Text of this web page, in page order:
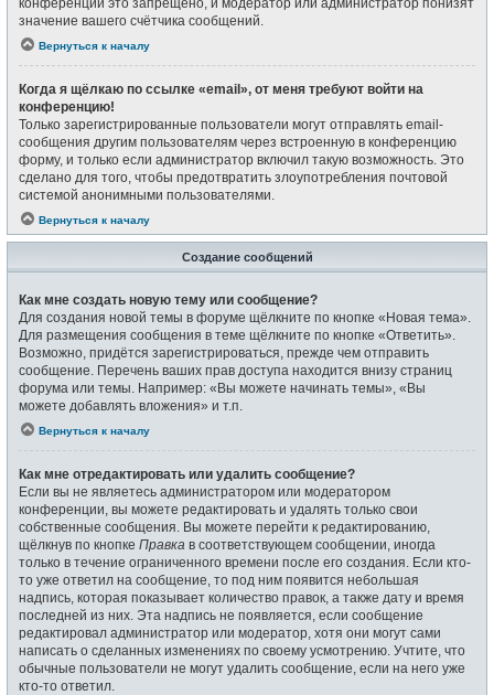
конференций это запрещено, и модератор или администратор понизят
значение вашего счётчика сообщений.
Вернуться к началу
Когда я щёлкаю по ссылке «email», от меня требуют войти на
конференцию!
Только зарегистрированные пользователи могут отправлять email-
сообщения другим пользователям через встроенную в конференцию
форму, и только если администратор включил такую возможность. Это
сделано для того, чтобы предотвратить злоупотребления почтовой
системой анонимными пользователями.
Вернуться к началу
Создание сообщений
Как мне создать новую тему или сообщение?
Для создания новой темы в форуме щёлкните по кнопке «Новая тема».
Для размещения сообщения в теме щёлкните по кнопке «Ответить».
Возможно, придётся зарегистрироваться, прежде чем отправить
сообщение. Перечень ваших прав доступа находится внизу страниц
форума или темы. Например: «Вы можете начинать темы», «Вы
можете добавлять вложения» и т.п.
Вернуться к началу
Как мне отредактировать или удалить сообщение?
Если вы не являетесь администратором или модератором
конференции, вы можете редактировать и удалять только свои
собственные сообщения. Вы можете перейти к редактированию,
щёлкнув по кнопке Правка в соответствующем сообщении, иногда
только в течение ограниченного времени после его создания. Если кто-
то уже ответил на сообщение, то под ним появится небольшая
надпись, которая показывает количество правок, а также дату и время
последней из них. Эта надпись не появляется, если сообщение
редактировал администратор или модератор, хотя они могут сами
написать о сделанных изменениях по своему усмотрению. Учтите, что
обычные пользователи не могут удалить сообщение, если на него уже
кто-то ответил.